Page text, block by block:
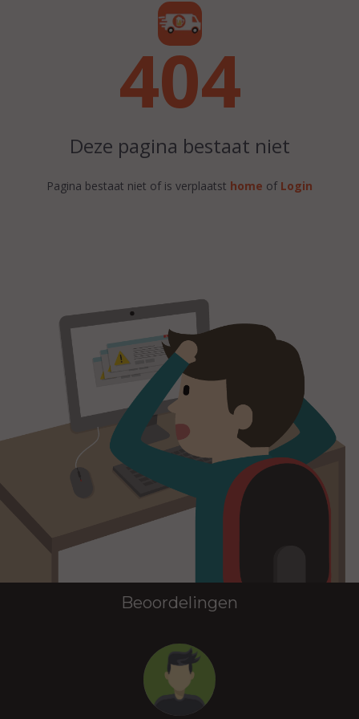
404
Deze pagina bestaat niet
Pagina bestaat niet of is verplaatst home of Login
Beoordelingen